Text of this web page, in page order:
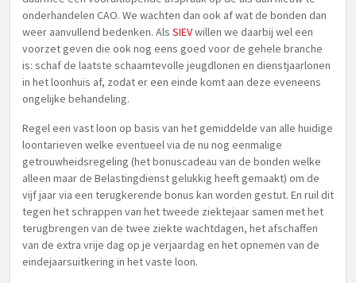
onderhandelen CAO. We wachten dan ook af wat de bonden dan
weer aanvullend bedenken. Als SIEVwillen we daarbij wel een
voorzet geven die ook nog eens goed voor de gehele branche
is: schaf de laatste schaamtevolle jeugdlonen en dienstjaarlonen
in het loonhuis af, zodat er een einde komt aan deze eveneens
ongelijke behandeling.
Regel een vast loon op basis van het gemiddelde van alle huidige
loontarieven welke eventueel via de nu nog eenmalige
getrouwheidsregeling (het bonuscadeau van de bonden welke
alleen maar de Belastingdienst gelukkig heeft gemaakt) om de
vijf jaar via een terugkerende bonus kan worden gestut. En ruil dit
tegen het schrappen van het tweede ziektejaar samen met het
terugbrengen van de twee ziekte wachtdagen, het afschaffen
van de extra vrije dag op je verjaardag en het opnemen van de
eindejaarsuitkering in het vaste loon.